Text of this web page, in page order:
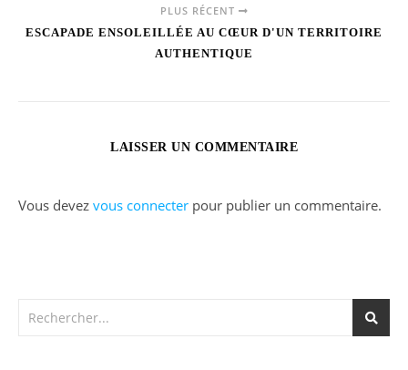
PLUS RÉCENT
ESCAPADE ENSOLEILLÉE AU CŒUR D'UN TERRITOIRE
AUTHENTIQUE
LAISSER UN COMMENTAIRE
Vous devez vous connecter pour publier un commentaire.